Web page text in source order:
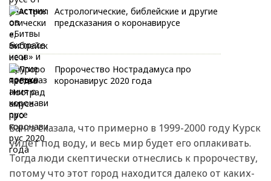
Астрологические, библейские и другие
предсказания о коронавирусе
Пророчество Нострадамуса про
коронавирус 2020 года
Ванга сказала, что примерно в 1999-2000 году Курск
уйдет под воду, и весь мир будет его оплакивать.
Тогда люди скептически отнеслись к пророчеству,
потому что этот город находится далеко от каких-